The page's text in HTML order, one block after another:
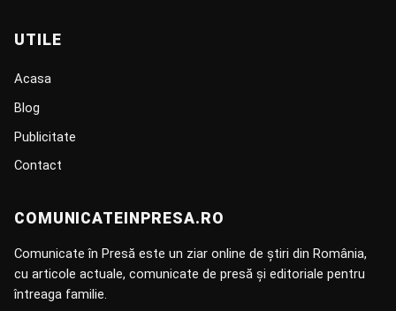
UTILE
Acasa
Blog
Publicitate
Contact
COMUNICATEINPRESA.RO
Comunicate în Presă este un ziar online de știri din România,
cu articole actuale, comunicate de presă și editoriale pentru
întreaga familie.